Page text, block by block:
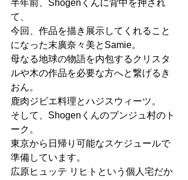
半年前、Shogenくんに背中を押され
て、
今回、作品を描き展示してくれること
になった末廣奈々美とSamie。
母なる地球の物語を内包するクリスタ
ルや木の作品を必要な方へと繋げるき
おん。
鹿肉ジビエ料理とハジスウィーツ。
そして、Shogenくんのブンジュ村のト
ーク。
東京から日帰り可能なスケジュールで
準備しています。
広原ヒュッテ リヒトという個人宅だか